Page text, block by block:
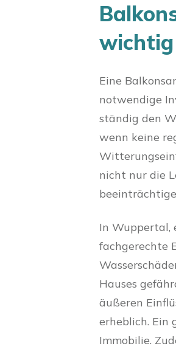
Eine
notwendige
ständig den
wenn keine
nicht nur die
In Wuppertal,
fachgerechte
Hauses
äußeren
erheblich. Ein
Immobilie.